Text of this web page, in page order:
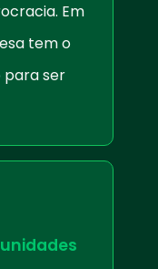
Em
tem o
para ser